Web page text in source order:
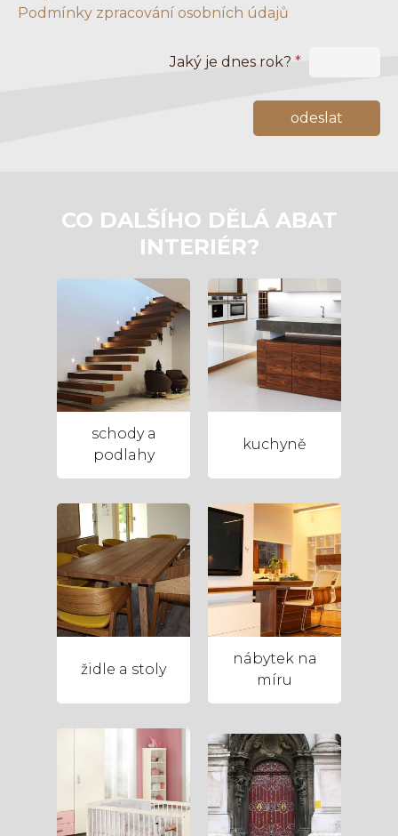
Podmínky zpracování osobních údajů
Jaký je dnes rok? *
CO DALŠÍHO DĚLÁ ABAT
INTERIÉR?
schody a
podlahy
kuchyně
židle a stoly
nábytek na
míru